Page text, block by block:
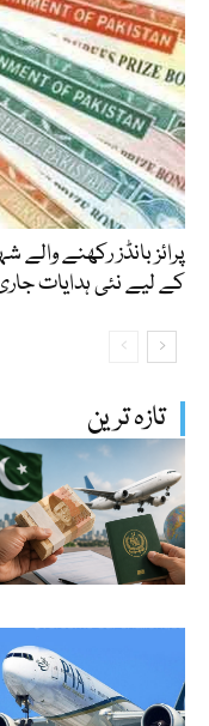
تازہ ترین
پرائز بانڈز رکھنے
کے لیے نئی ہدایات